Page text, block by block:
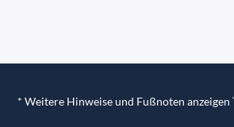
* Weitere Hinweise und Fußnoten anzeigen